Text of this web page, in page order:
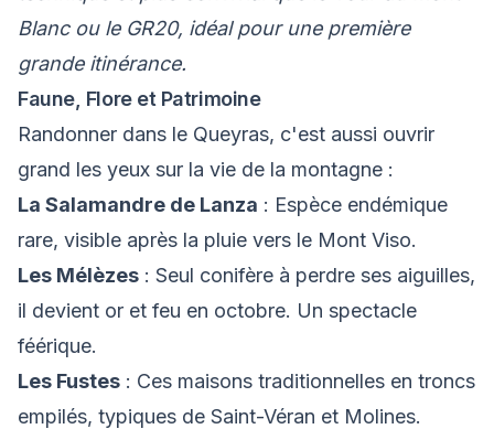
Blanc ou le GR20, idéal pour une première
grande itinérance.
Faune, Flore et Patrimoine
Randonner dans le Queyras, c'est aussi ouvrir
grand les yeux sur la vie de la montagne :
La Salamandre de Lanza : Espèce endémique
rare, visible après la pluie vers le Mont Viso.
Les Mélèzes : Seul conifère à perdre ses aiguilles,
il devient or et feu en octobre. Un spectacle
féérique.
Les Fustes : Ces maisons traditionnelles en troncs
empilés, typiques de Saint-Véran et Molines.